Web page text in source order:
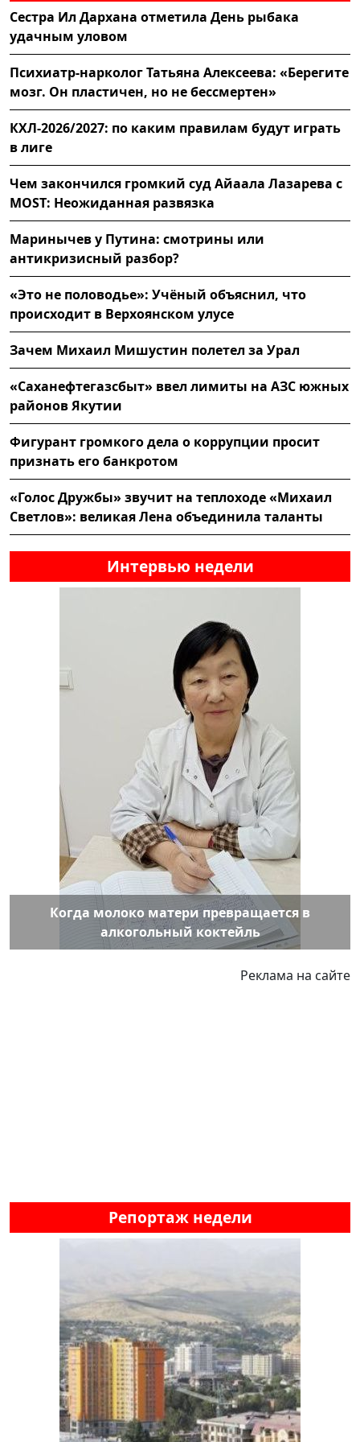
Сестра Ил Дархана отметила День рыбака
удачным уловом
Психиатр-нарколог Татьяна Алексеева: «Берегите
мозг. Он пластичен, но не бессмертен»
КХЛ-2026/2027: по каким правилам будут играть
в лиге
Чем закончился громкий суд Айаала Лазарева с
MOST: Неожиданная развязка
Маринычев у Путина: смотрины или
антикризисный разбор?
«Это не половодье»: Учёный объяснил, что
происходит в Верхоянском улусе
Зачем Михаил Мишустин полетел за Урал
«Саханефтегазсбыт» ввел лимиты на АЗС южных
районов Якутии
Фигурант громкого дела о коррупции просит
признать его банкротом
«Голос Дружбы» звучит на теплоходе «Михаил
Светлов»: великая Лена объединила таланты
Интервью недели
Когда молоко матери превращается в
алкогольный коктейль
Реклама на сайте
Репортаж недели